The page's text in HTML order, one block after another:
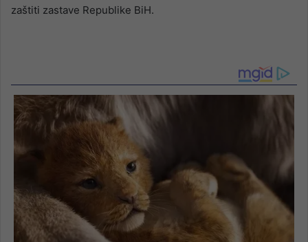
zaštiti zastave Republike BiH.